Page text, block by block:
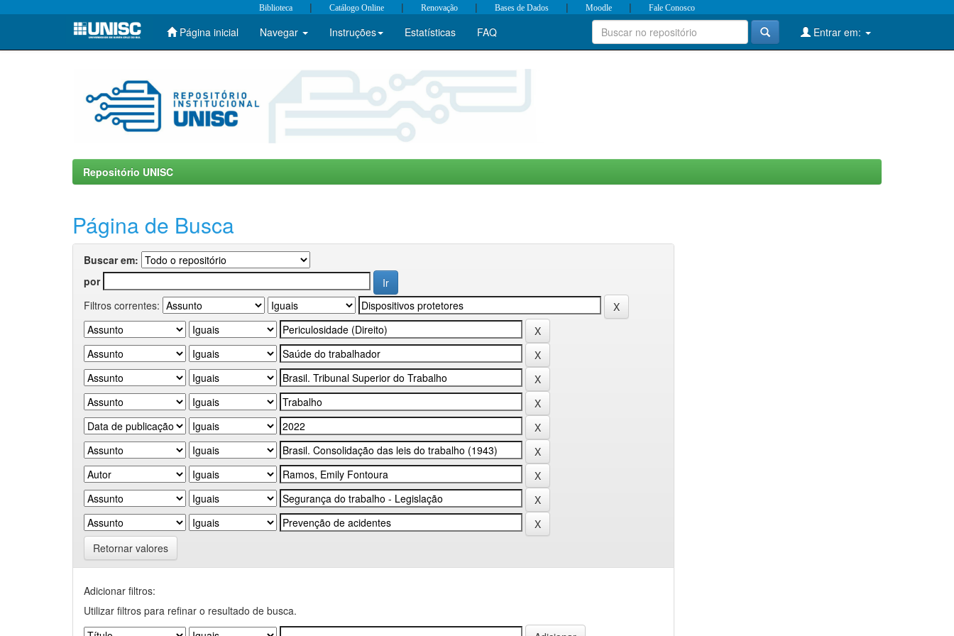
Skip
Biblioteca | Catálogo Online | Renovação | Bases de Dados | Moodle | Fale Conosco
Página inicial Navegar Instruções Estatísticas FAQ Entrar em:
Repositório UNISC
Página de Busca
Buscar em:
por
Filtros correntes:
Retornar valores
Adicionar filtros:
Utilizar filtros para refinar o resultado de busca.